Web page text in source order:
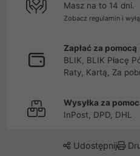
Masz na to 14 dni.
Zobacz regulamin i
Zapłać za pomocą
BLIK, BLIK Płacę
Raty, Kartą, Za
Wysyłka za
InPost, DPD, DHL
Udostępnij